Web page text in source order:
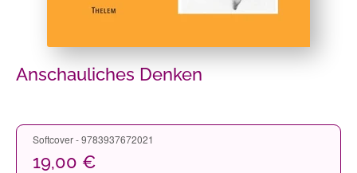
Anschauliches Denken
Softcover - 9783937672021
19,00 €